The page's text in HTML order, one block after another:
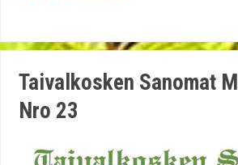
Taivalkosken Sanomat
Nro 23